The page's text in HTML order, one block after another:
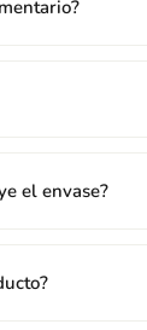
el envase?